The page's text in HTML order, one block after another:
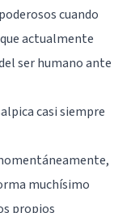
cuando
actualmente
ser humano ante
casi siempre
muchísimo
propios